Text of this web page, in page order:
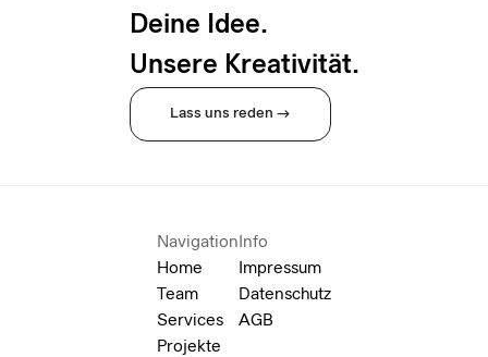
Deine Idee.
Unsere Kreativität.
Lass uns reden →
Navigation
Home
Team
Services
Projekte
Info
Impressum
Datenschutz
AGB